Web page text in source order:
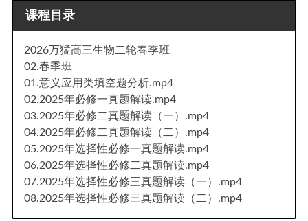
课程目录
2026万猛高三生物二轮春季班
02.春季班
01.意义应用类填空题分析.mp4
02.2025年必修一真题解读.mp4
03.2025年必修二真题解读（一）.mp4
04.2025年必修二真题解读（二）.mp4
05.2025年选择性必修一真题解读.mp4
06.2025年选择性必修二真题解读.mp4
07.2025年选择性必修三真题解读（一）.mp4
08.2025年选择性必修三真题解读（二）.mp4